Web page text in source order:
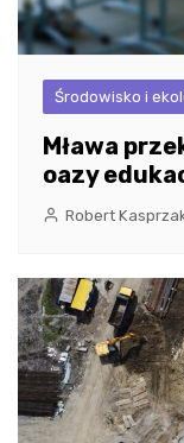
Środowisko i
Mława
oazy
Robert